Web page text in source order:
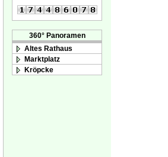
360° Panoramen
Altes Rathaus
Marktplatz
Kröpcke